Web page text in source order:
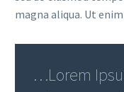
magna aliqua. Ut enim
…Lorem